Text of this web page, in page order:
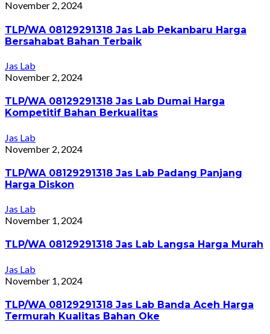
November 2, 2024
TLP/WA 08129291318 Jas Lab Pekanbaru Harga
Bersahabat Bahan Terbaik
Jas Lab
November 2, 2024
TLP/WA 08129291318 Jas Lab Dumai Harga
Kompetitif Bahan Berkualitas
Jas Lab
November 2, 2024
TLP/WA 08129291318 Jas Lab Padang Panjang
Harga Diskon
Jas Lab
November 1, 2024
TLP/WA 08129291318 Jas Lab Langsa Harga Murah
Jas Lab
November 1, 2024
TLP/WA 08129291318 Jas Lab Banda Aceh Harga
Termurah Kualitas Bahan Oke